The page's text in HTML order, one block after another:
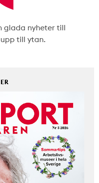
glada nyheter till
till ytan.